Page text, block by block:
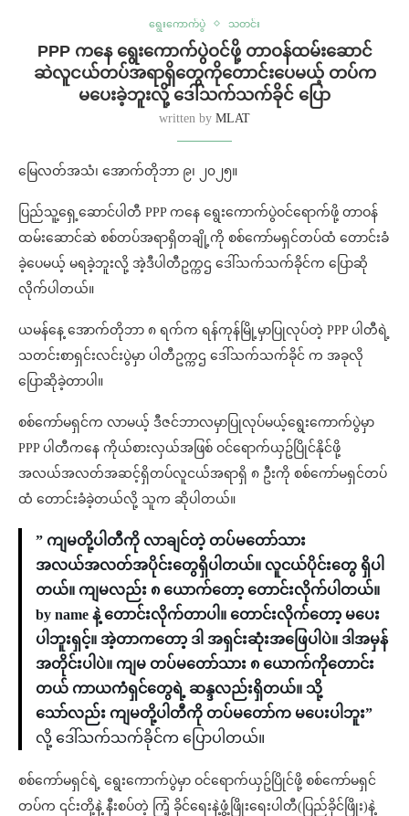
ရွေးကောက်ပွဲ သတင်း
PPP ကနေ ရွေးကောက်ပွဲဝင်ဖို့ တာဝန်ထမ်းဆောင်
ဆဲလူငယ်တပ်အရာရှိတွေကိုတောင်းပေမယ့် တပ်က
မပေးခဲ့ဘူးလို့ ဒေါ်သက်သက်ခိုင် ပြော
written by MLAT
မြေလတ်အသံ၊ အောက်တိုဘာ ၉၊ ၂၀၂၅။
ပြည်သူ့ရှေ့ဆောင်ပါတီ PPP ကနေ ရွေးကောက်ပွဲဝင်ရောက်ဖို့ တာဝန်
ထမ်းဆောင်ဆဲ စစ်တပ်အရာရှိတချို့ကို စစ်ကော်မရှင်တပ်ထံ တောင်းခံ
ခဲ့ပေမယ့် မရခဲ့ဘူးလို့ အဲ့ဒီပါတီဥက္ကဌ ဒေါ်သက်သက်ခိုင်က ပြောဆို
လိုက်ပါတယ်။
ယမန်နေ့ အောက်တိုဘာ ၈ ရက်က ရန်ကုန်မြို့မှာပြုလုပ်တဲ့ PPP ပါတီရဲ့
သတင်းစာရှင်းလင်းပွဲမှာ ပါတီဥက္ကဌ ဒေါ်သက်သက်ခိုင် က အခုလို
ပြောဆိုခဲ့တာပါ။
စစ်ကော်မရှင်က လာမယ့် ဒီဇင်ဘာလမှာပြုလုပ်မယ့်ရွေးကောက်ပွဲမှာ
PPP ပါတီကနေ ကိုယ်စားလှယ်အဖြစ် ဝင်ရောက်ယှဥ်ပြိုင်နိုင်ဖို့
အလယ်အလတ်အဆင့်ရှိတပ်လူငယ်အရာရှိ ၈ ဦးကို စစ်ကော်မရှင်တပ်
ထံ တောင်းခံခဲ့တယ်လို့ သူက ဆိုပါတယ်။
” ကျမတို့ပါတီကို လာချင်တဲ့ တပ်မတော်သား
အလယ်အလတ်အပိုင်းတွေရှိပါတယ်။ လူငယ်ပိုင်းတွေ ရှိပါ
တယ်။ ကျမလည်း ၈ ယောက်တော့ တောင်းလိုက်ပါတယ်။
by name နဲ့ တောင်းလိုက်တာပါ။ တောင်းလိုက်တော့ မပေး
ပါဘူးရှင့်။ အဲ့တာကတော့ ဒါ အရှင်းဆုံးအဖြေပါပဲ။ ဒါအမှန်
အတိုင်းပါပဲ။ ကျမ တပ်မတော်သား ၈ ယောက်ကိုတောင်း
တယ် ကာယကံရှင်တွေရဲ့ ဆန္ဒလည်းရှိတယ်။ သို့
သော်လည်း ကျမတို့ပါတီကို တပ်မတော်က မပေးပါဘူး”
လို့ ဒေါ်သက်သက်ခိုင်က ပြောပါတယ်။
စစ်ကော်မရှင်ရဲ့ ရွေးကောက်ပွဲမှာ ဝင်ရောက်ယှဥ်ပြိုင်ဖို့ စစ်ကော်မရှင်
တပ်က ၎င်းတို့နဲ့ နီးစပ်တဲ့ ကြံ့ ခိုင်ရေးနဲ့ဖွံ့ဖြိုးရေးပါတီ(ပြည်ခိုင်ဖြိုး)နဲ့